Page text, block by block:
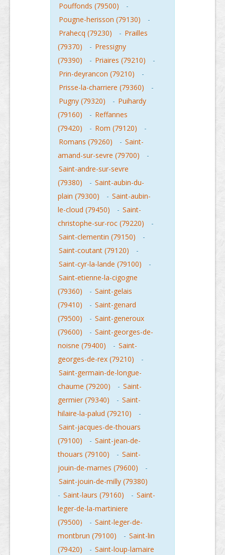
Pouffonds (79500)
-
Pougne-herisson (79130)
-
Prahecq (79230)
- Prailles
(79370)
- Pressigny
(79390)
- Priaires (79210)
-
Prin-deyrancon (79210)
-
Prisse-la-charriere (79360)
-
Pugny (79320)
- Puihardy
(79160)
- Reffannes
(79420)
- Rom (79120)
-
Romans (79260)
- Saint-
amand-sur-sevre (79700)
-
Saint-andre-sur-sevre
(79380)
- Saint-aubin-du-
plain (79300)
- Saint-aubin-
le-cloud (79450)
- Saint-
christophe-sur-roc (79220)
-
Saint-clementin (79150)
-
Saint-coutant (79120)
-
Saint-cyr-la-lande (79100)
-
Saint-etienne-la-cigogne
(79360)
- Saint-gelais
(79410)
- Saint-genard
(79500)
- Saint-generoux
(79600)
- Saint-georges-de-
noisne (79400)
- Saint-
georges-de-rex (79210)
-
Saint-germain-de-longue-
chaume (79200)
- Saint-
germier (79340)
- Saint-
hilaire-la-palud (79210)
-
Saint-jacques-de-thouars
(79100)
- Saint-jean-de-
thouars (79100)
- Saint-
jouin-de-marnes (79600)
-
Saint-jouin-de-milly (79380)
- Saint-laurs (79160) - Saint-
leger-de-la-martiniere
(79500)
- Saint-leger-de-
montbrun (79100)
- Saint-lin
(79420)
- Saint-loup-lamaire